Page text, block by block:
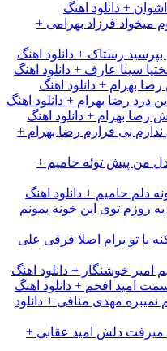
+ دانلود اهنگ
میخواد فرزاد بهرامی +
بپرسید رستاک + دانلود اهنگ
سینا عارف + دانلود اهنگ
بهرام + دانلود اهنگ
رضا بهرام + دانلود اهنگ
رضا بهرام + دانلود اهنگ
بی قرارم رضا بهرام +
من پیش توئه حامیم +
دلم حامیم + دانلود اهنگ
یه روزم توی این خونه بمونم
با تو برام اصلا فرقی علی
خوشنگار + دانلود اهنگ
امید افخم + دانلود اهنگ
نمیبره مهدی منافی + دانلود
دلش امید عقابی +